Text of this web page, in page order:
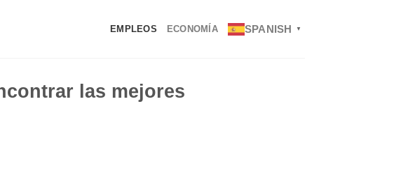
EMPLEOS ECONOMÍA SPANISH ▼
las mejores